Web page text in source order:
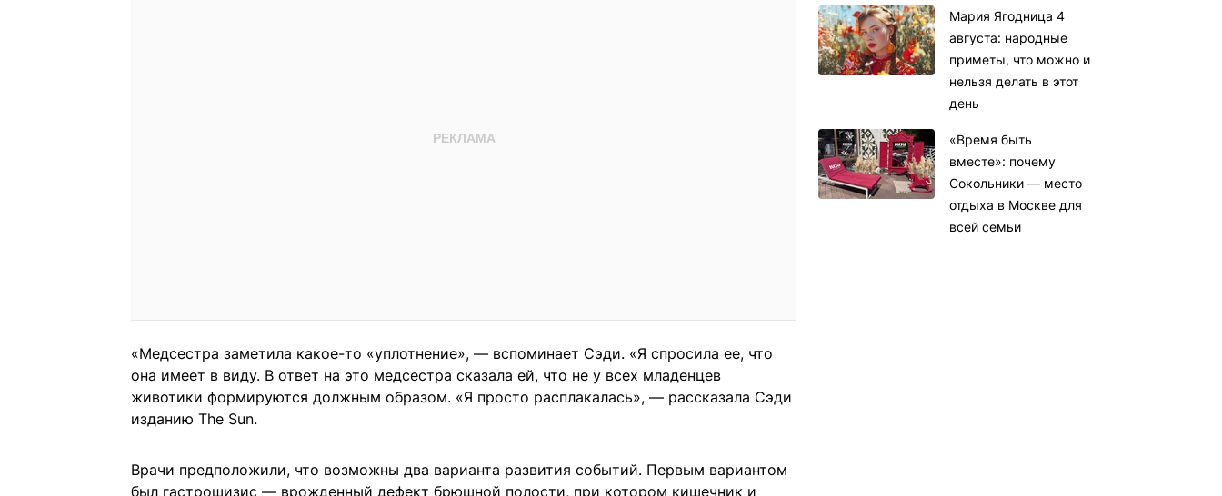
«Медсестра заметила какое-то «уплотнение», — вспоминает Сэди. «Я спросила ее, что
она имеет в виду. В ответ на это медсестра сказала ей, что не у всех младенцев
животики формируются должным образом. «Я просто расплакалась», — рассказала Сэди
изданию The Sun.
Врачи предположили, что возможны два варианта развития событий. Первым вариантом
был гастрошизис — врожденный дефект брюшной полости, при котором кишечник и
Мария Ягодница 4
августа: народные
приметы, что можно и
нельзя делать в этот
день
«Время быть
вместе»: почему
Сокольники — место
отдыха в Москве для
всей семьи